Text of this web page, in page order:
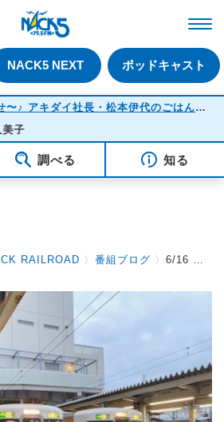
NACK5 NEXT ポッドキャスト
いらっしゃいませ〜♪ アキダイ社長・松本伊代のごはんのおかず何にする？
調べる 知る
RAILROAD 〉番組ブログ 〉6/16 半蔵門線はなぜ迂回？ & 飯田線乗車記 Part 3